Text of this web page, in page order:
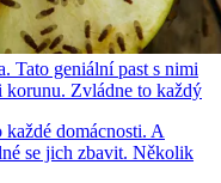
Tato geniální past s nimi
korunu. Zvládne to každý
domácnosti. A
se jich zbavit. Několik